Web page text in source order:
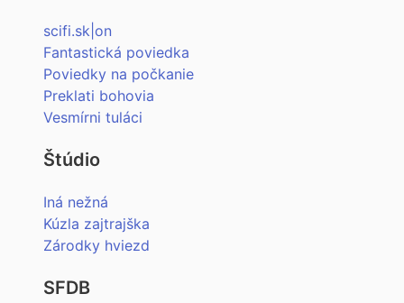
scifi.sk|on
Fantastická poviedka
Poviedky na počkanie
Preklati bohovia
Vesmírni tuláci
Štúdio
Iná nežná
Kúzla zajtrajška
Zárodky hviezd
SFDB